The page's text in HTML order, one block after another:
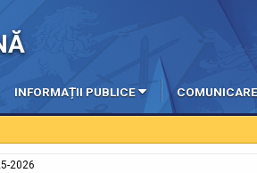
INFORMAȚII PUBLICE COMUNICARE
2026